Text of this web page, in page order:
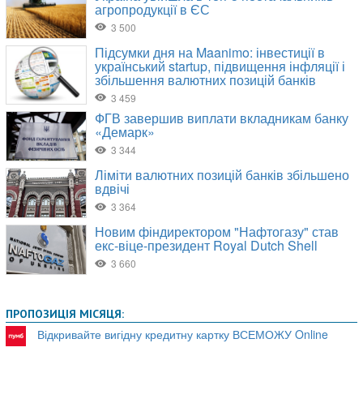
ПРОПОЗИЦІЯ МІСЯЦЯ:
Відкривайте вигідну кредитну картку ВСЕМОЖУ Online